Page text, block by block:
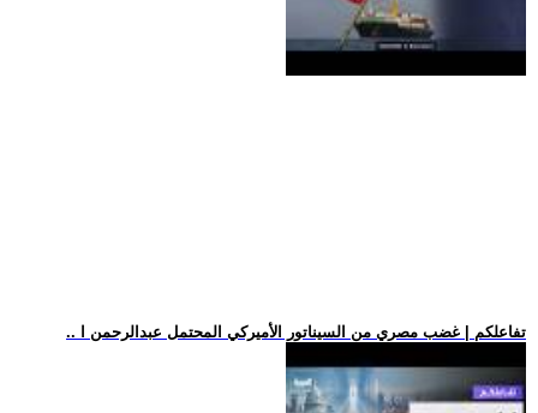
.. تفاعلكم | غضب مصري من السيناتور الأميركي المحتمل عبدالرحمن ا